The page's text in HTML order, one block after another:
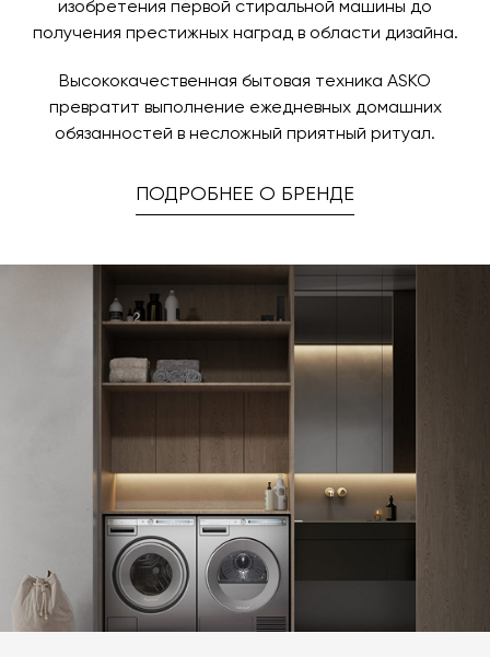
изобретения первой стиральной машины до
получения престижных наград в области дизайна.
Высококачественная бытовая техника ASKO
превратит выполнение ежедневных домашних
обязанностей в несложный приятный ритуал.
ПОДРОБНЕЕ О БРЕНДЕ